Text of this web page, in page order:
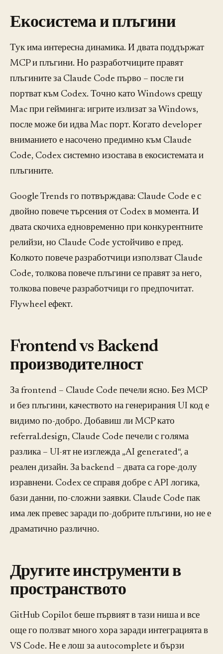
Екосистема и плъгини
Тук има интересна динамика. И двата поддържат
MCP и плъгини. Но разработчиците правят
плъгините за Claude Code първо – после ги
портват към Codex. Точно като Windows срещу
Mac при гейминга: игрите излизат за Windows,
после може би идва Mac порт. Когато developer
вниманието е насочено предимно към Claude
Code, Codex системно изостава в екосистемата и
плъгините.
Google Trends го потвърждава: Claude Code е с
двойно повече търсения от Codex в момента. И
двата скочиха едновременно при конкурентните
релийзи, но Claude Code устойчиво е пред.
Колкото повече разработчици използват Claude
Code, толкова повече плъгини се правят за него,
толкова повече разработчици го предпочитат.
Flywheel ефект.
Frontend vs Backend
производителност
За frontend – Claude Code печели ясно. Без MCP
и без плъгини, качеството на генерирания UI код е
видимо по-добро. Добавиш ли MCP като
referral.design, Claude Code печели с голяма
разлика – UI-ят не изглежда „AI generated“, а
реален дизайн. За backend – двата са горе-долу
изравнени. Codex се справя добре с API логика,
бази данни, по-сложни заявки. Claude Code пак
има лек превес заради по-добрите плъгини, но не е
драматично различно.
Другите инструменти в
пространството
GitHub Copilot беше първият в тази ниша и все
още го ползват много хора заради интеграцията в
VS Code. Не е лош за autocomplete и бързи